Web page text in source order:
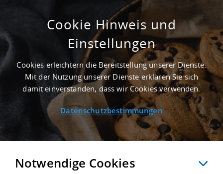
3.000 M² GEWERBEHALLE IN ESSEN AN DER
AUTOBAHN A 42
Startseite Immobiliensuche Detailansicht
VERGLEICHEN EXPORT PDF
Cookie Hinweis und
Einstellungen
Cookies erleichtern die Bereitstellung unserer Dienste.
Mit der Nutzung unserer Dienste erklären Sie sich
damit einverstanden, dass wir Cookies verwenden.
Datenschutzbestimmungen
Notwendige Cookies